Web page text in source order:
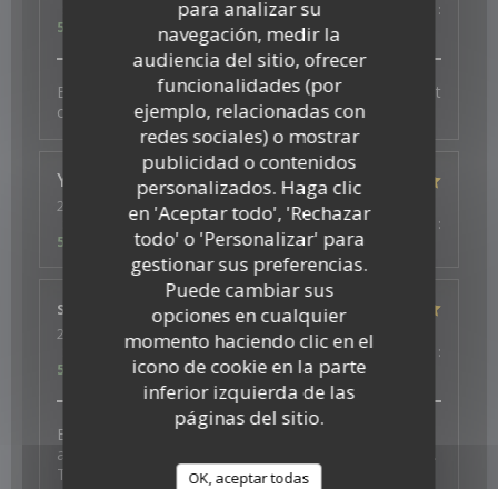
para analizar su
navegación, medir la
audiencia del sitio, ofrecer
funcionalidades (por
ejemplo, relacionadas con
redes sociales) o mostrar
publicidad o contenidos
personalizados. Haga clic
en 'Aceptar todo', 'Rechazar
todo' o 'Personalizar' para
gestionar sus preferencias.
Puede cambiar sus
opciones en cualquier
momento haciendo clic en el
icono de cookie en la parte
inferior izquierda de las
páginas del sitio.
OK, aceptar todas
Ambiente: 5/5 Menú: 5/5
:
5
Bonne ambiance, service au top et plats excellents et
copieux
Ysé-Solène D
2026-07-29
- 19:30 - Invitados 2
5/5 Ambiente: 5/5 Menú:5/5 Calidad / Precio
:
5
s
2026-07-26- 19:30 - Invitados 4
5/5 Ambiente:5/5 Menú: 5/5 Calidad / Precio
:
5
Excellent experience with fantastic vegan options -
and a thoughtful surprise to celebrate a birthday too.
Thank you for the wonderful food and service.